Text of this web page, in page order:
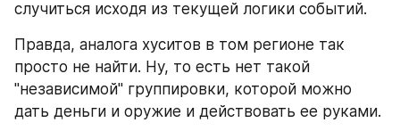
случиться исходя из текущей логики событий.
Правда, аналога хуситов в том регионе так
просто не найти. Ну, то есть нет такой
"независимой" группировки, которой можно
дать деньги и оружие и действовать ее руками.